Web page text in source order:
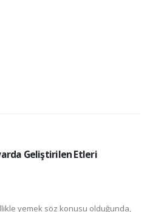
Geliştirilen Etleri
yemek söz konusu olduğunda,